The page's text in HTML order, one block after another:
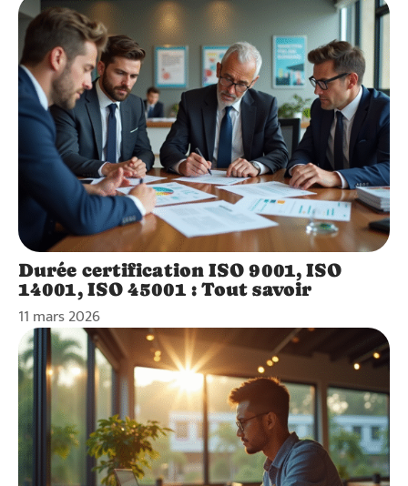
Durée certification ISO 9001, ISO
14001, ISO 45001 : Tout savoir
11 mars 2026